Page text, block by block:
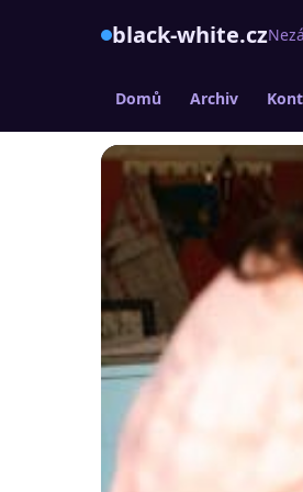
black-white.cz
Domů Archiv